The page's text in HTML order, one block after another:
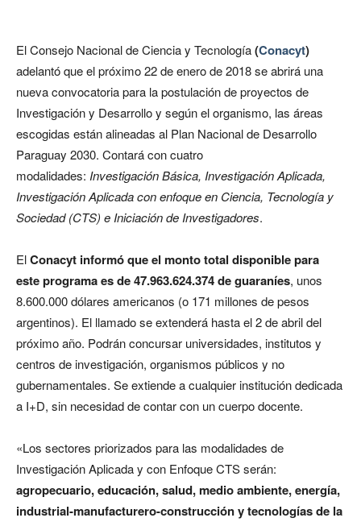
El Consejo Nacional de Ciencia y Tecnología(Conacyt)
adelantó que el próximo 22 de enero de 2018 se abrirá una
nueva convocatoria para la postulación de proyectos de
Investigación y Desarrollo y según el organismo, las áreas
escogidas están alineadas al Plan Nacional de Desarrollo
Paraguay 2030. Contará con cuatro
modalidades: Investigación Básica, Investigación Aplicada,
Investigación Aplicada con enfoque en Ciencia, Tecnología y
Sociedad (CTS) e Iniciación de Investigadores.
ElConacyt informó que el monto total disponible para
este programa es de 47.963.624.374 de guaraníes, unos
8.600.000 dólares americanos (o 171 millones de pesos
argentinos). El llamado se extenderá hasta el 2 de abril del
próximo año. Podrán concursar universidades, institutos y
centros de investigación, organismos públicos y no
gubernamentales. Se extiende a cualquier institución dedicada
a I+D, sin necesidad de contar con un cuerpo docente.
«Los sectores priorizados para las modalidades de
Investigación Aplicada y con Enfoque CTS serán:
agropecuario, educación, salud, medio ambiente, energía,
industrial-manufacturero-construcción y tecnologías de la